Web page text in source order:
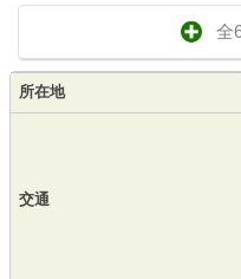
全
所在地
交通